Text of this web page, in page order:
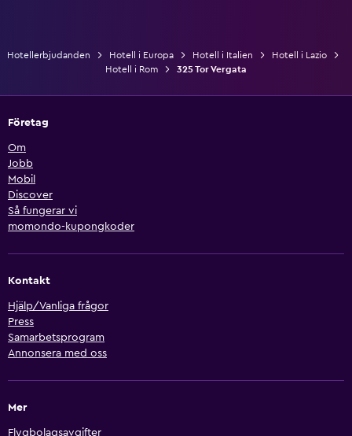
Hotellerbjudanden Hotell i Europa Hotell i Italien
Hotell i Lazio
Hotell i Rom
325 Tor Vergata
Företag
Om
Jobb
Mobil
Discover
Så fungerar vi
momondo-kupongkoder
Kontakt
Hjälp/Vanliga frågor
Press
Samarbetsprogram
Annonsera med oss
Mer
Flygbolagsavgifter